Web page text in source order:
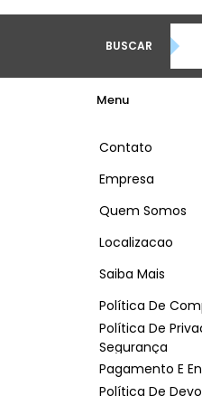
BUSCAR
Menu
Contato
Empresa
Quem Somos
Localizacao
Saiba Mais
Política De
Política De
Segurança
Pagamento E
Política De